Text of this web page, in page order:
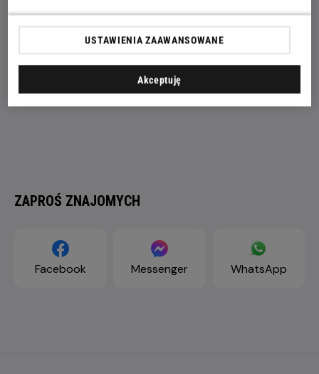
ZAPROŚ ZNAJOMYCH
Facebook Messenger WhatsApp
USTAWIENIA ZAAWANSOWANE
Akceptuję